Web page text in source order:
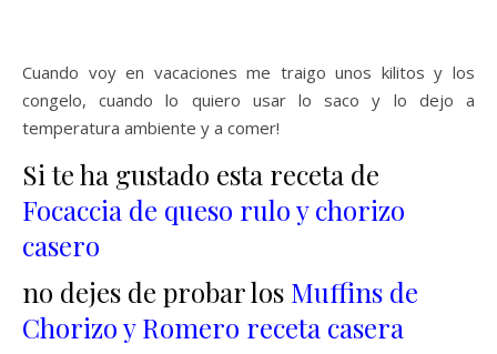
Cuando voy en vacaciones me traigo unos kilitos y los
congelo, cuando lo quiero usar lo saco y lo dejo a
temperatura ambiente y a comer!
Si te ha gustado esta receta de
Focaccia de queso rulo y chorizo
casero
no dejes de probar los Muffins de
Chorizo y Romero receta casera